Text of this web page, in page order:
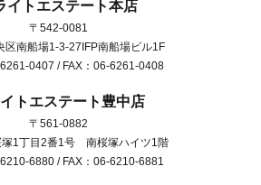
イトエステート本店
〒542-0081
区南船場1-3-27IFP南船場ビル1F
0407 / FAX：06-6261-0408
トエステート豊中店
〒561-0882
塚1丁目2番1号 南桜塚ハイツ1階
6880 / FAX：06-6210-6881